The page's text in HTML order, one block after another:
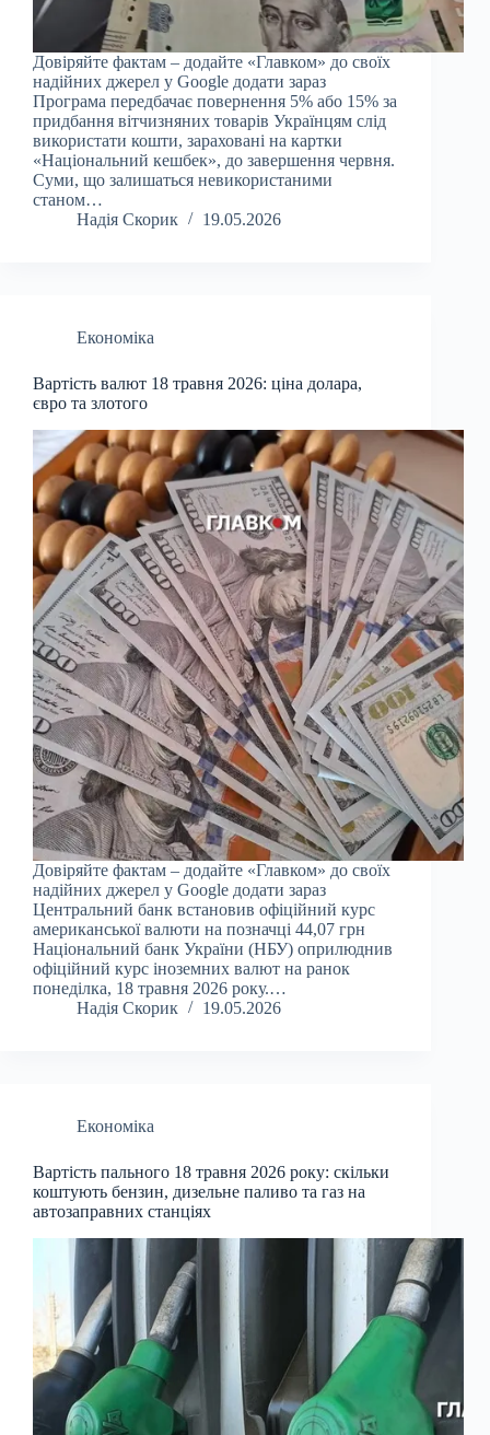
Довіряйте фактам – додайте «Главком» до своїх
надійних джерел у Google додати зараз
Програма передбачає повернення 5% або 15% за
придбання вітчизняних товарів Українцям слід
використати кошти, зараховані на картки
«Національний кешбек», до завершення червня.
Суми, що залишаться невикористаними
станом…
Надія Скорик
19.05.2026
Економіка
Вартість валют 18 травня 2026: ціна долара,
євро та злотого
Довіряйте фактам – додайте «Главком» до своїх
надійних джерел у Google додати зараз
Центральний банк встановив офіційний курс
американської валюти на позначці 44,07 грн
Національний банк України (НБУ) оприлюднив
офіційний курс іноземних валют на ранок
понеділка, 18 травня 2026 року.…
Надія Скорик
19.05.2026
Економіка
Вартість пального 18 травня 2026 року: скільки
коштують бензин, дизельне паливо та газ на
автозаправних станціях